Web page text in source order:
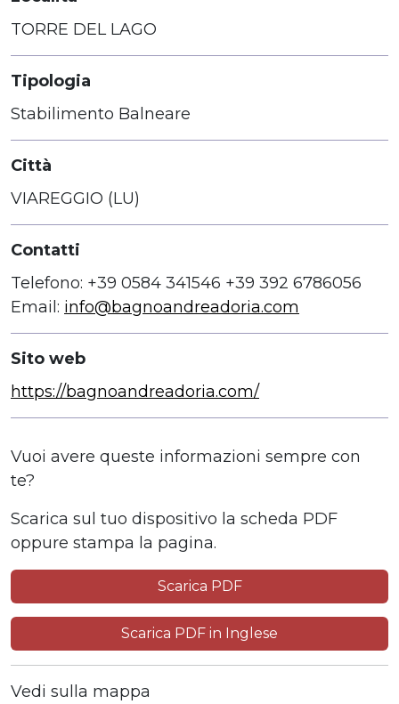
TORRE DEL LAGO
Tipologia
Stabilimento Balneare
Città
VIAREGGIO (LU)
Contatti
Telefono: +39 0584 341546 +39 392 6786056
Email: info@bagnoandreadoria.com
Sito web
https://bagnoandreadoria.com/
Vuoi avere queste informazioni sempre con
te?
Scarica sul tuo dispositivo la scheda PDF
oppure stampa la pagina.
Scarica PDF
Scarica PDF in Inglese
Vedi sulla mappa